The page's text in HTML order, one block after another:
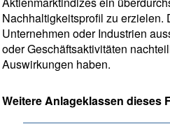
Nachhaltigkeitsprofil zu erzielen.
Unternehmen oder Industrien
oder Geschäftsaktivitäten
Auswirkungen haben.
Weitere Anlageklassen dieses